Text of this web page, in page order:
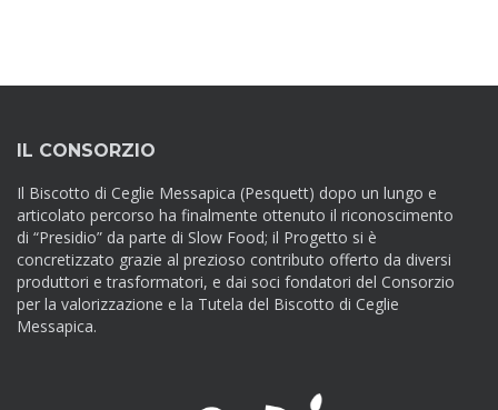
IL CONSORZIO
Il Biscotto di Ceglie Messapica (Pesquett) dopo un lungo e
articolato percorso ha finalmente ottenuto il riconoscimento
di “Presidio” da parte di Slow Food; il Progetto si è
concretizzato grazie al prezioso contributo offerto da diversi
produttori e trasformatori, e dai soci fondatori del Consorzio
per la valorizzazione e la Tutela del Biscotto di Ceglie
Messapica.